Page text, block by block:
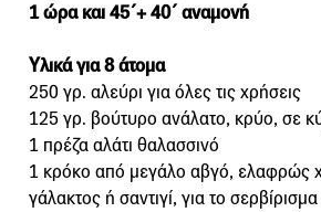
1 ώρα και 45΄+ 40΄ αναμονή
Yλικά για 8 άτομα
250 γρ. αλεύρι για όλες τις χρήσεις
125 γρ. βούτυρο ανάλατο, κρύο, σε
1 πρέζα αλάτι θαλασσινό
1 κρόκο από μεγάλο αβγό, ελαφρώς
γάλακτος ή σαντιγί, για το